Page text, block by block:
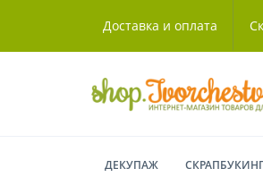
Доставка и оплата
ДЕКУПАЖ СКРАПБУКИНГ